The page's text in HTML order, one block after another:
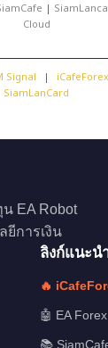
|
Cloud
Signal | iCafeForex
SiamLanCard
EA Robot
ยีการเงิน
ลิงก์แนะน
🔥
🤖 EA
📚